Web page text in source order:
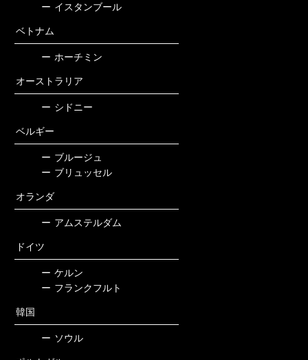
ー イスタンブール
ベトナム
ー ホーチミン
オーストラリア
ー シドニー
ベルギー
ー ブルージュ
ー ブリュッセル
オランダ
ー アムステルダム
ドイツ
ー ケルン
ー フランクフルト
韓国
ー ソウル